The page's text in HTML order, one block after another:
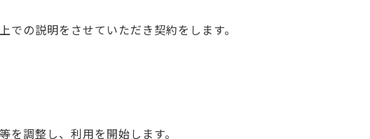
での説明をさせていただき契約をします。
を調整し、利用を開始します。